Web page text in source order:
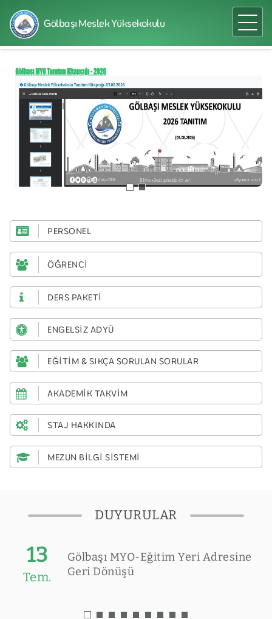
Gölbaşı Meslek Yüksekokulu
PERSONEL
ÖĞRENCİ
DERS PAKETİ
ENGELSİZ ADYÜ
EĞİTİM & SIKÇA SORULAN SORULAR
AKADEMİK TAKVİM
STAJ HAKKINDA
MEZUN BİLGİ SİSTEMİ
DUYURULAR
13
Tem.
Gölbaşı MYO-Eğitim Yeri Adresine
Geri Dönüşü